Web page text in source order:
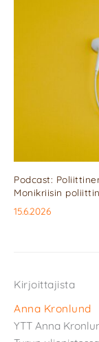
Podcast:
Monikriisin
15.6.2026
Kirjoittajista
Anna Kronlund
YTT Anna